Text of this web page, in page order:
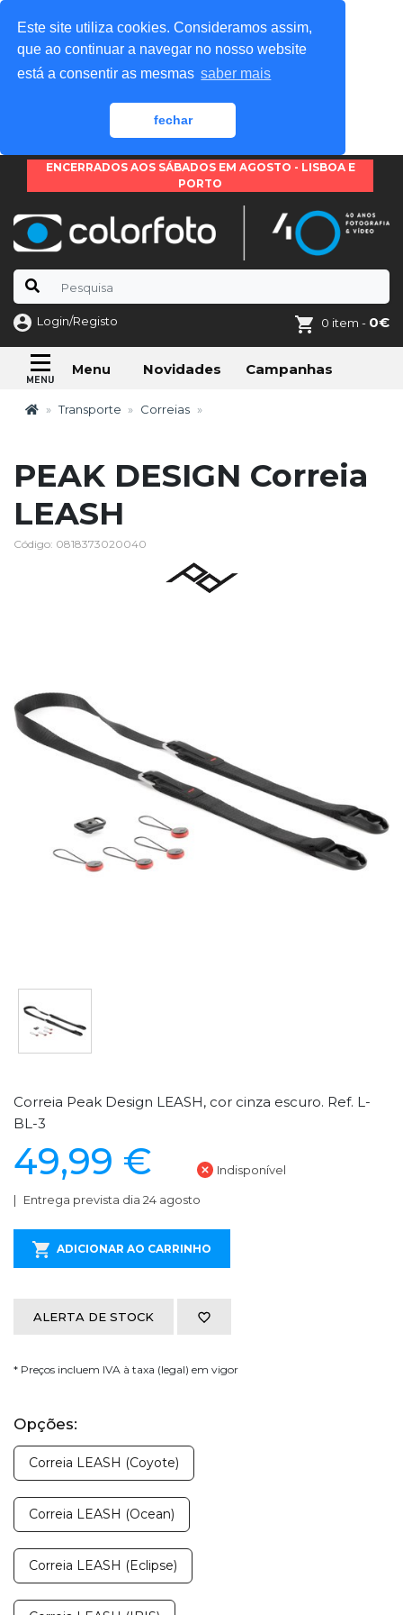
Este site utiliza cookies. Consideramos assim,
que ao continuar a navegar no nosso website
está a consentir as mesmas saber mais
fechar
ENCERRADOS AOS SÁBADOS EM AGOSTO - LISBOA E
PORTO
Login/Registo 0 item - 0€
Menu Novidades Campanhas
Transporte Correias
PEAK DESIGN Correia
LEASH
Código: 0818373020040
Correia Peak Design LEASH, cor cinza escuro. Ref. L-
BL-3
49,99 € Indisponível
Entrega prevista dia 24 agosto
ADICIONAR AO CARRINHO
ALERTA DE STOCK
* Preços incluem IVA à taxa (legal) em vigor
Opções:
Correia LEASH (Coyote)
Correia LEASH (Ocean)
Correia LEASH (Eclipse)